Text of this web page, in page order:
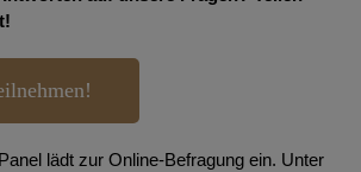
!
lädt zur Online-Befragung ein. Unter